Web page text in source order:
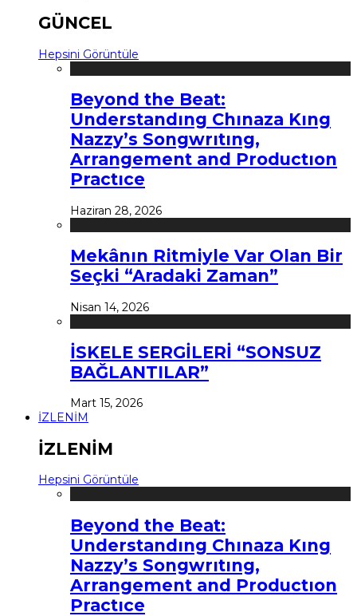
GÜNCEL
Hepsini Görüntüle
Beyond the Beat:
Understandıng Chınaza Kıng
Nazzy’s Songwrıtıng,
Arrangement and Productıon
Practıce
Haziran 28, 2026
Mekânın Ritmiyle Var Olan Bir
Seçki “Aradaki Zaman”
Nisan 14, 2026
İSKELE SERGİLERİ “SONSUZ
BAĞLANTILAR”
Mart 15, 2026
İZLENİM
İZLENİM
Hepsini Görüntüle
Beyond the Beat:
Understandıng Chınaza Kıng
Nazzy’s Songwrıtıng,
Arrangement and Productıon
Practıce